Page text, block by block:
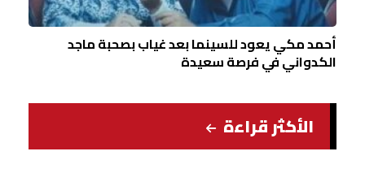
أحمد مكي يعود للسينما بعد غياب بصحبة ماجد
الكدواني في فرصة سعيدة
الأكثر قراءة